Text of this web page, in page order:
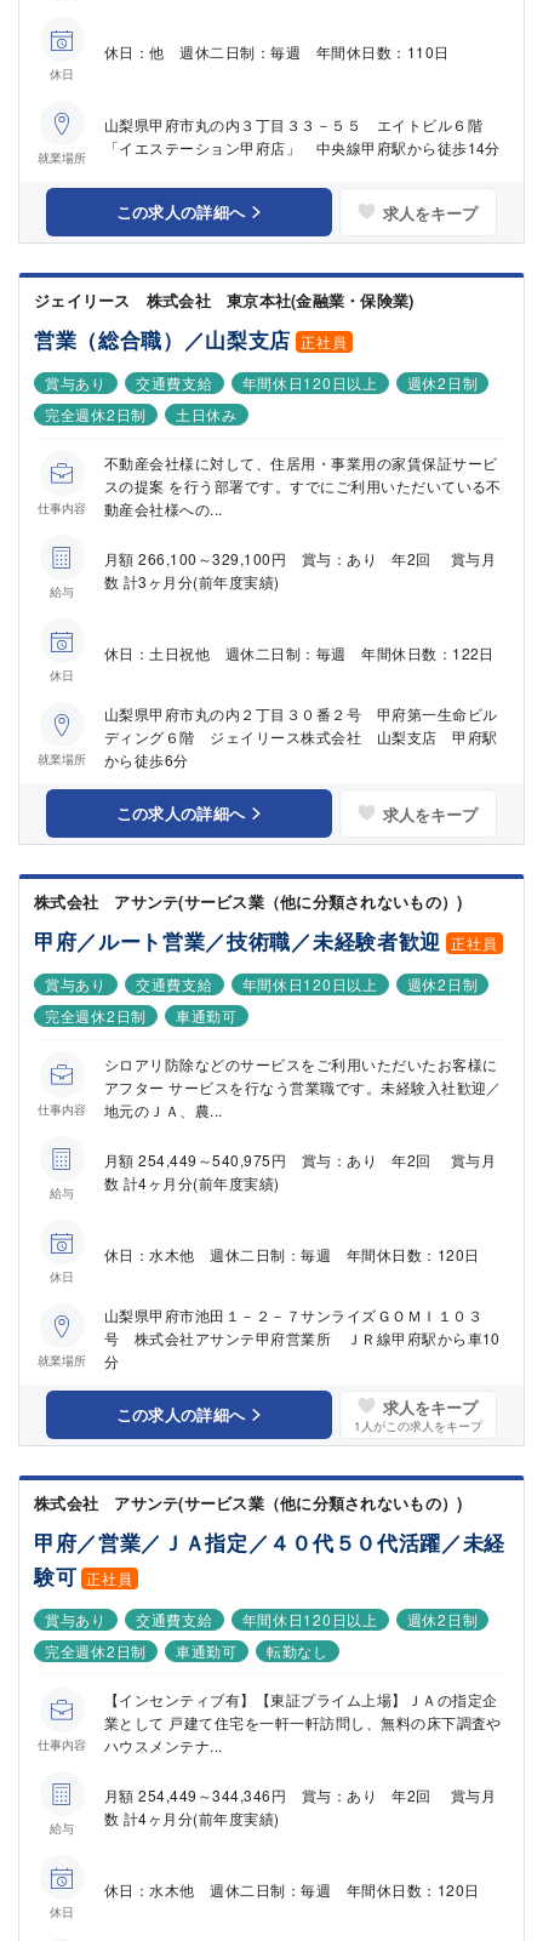
休日
休日：他 週休二日制：毎週 年間休日数：110日
就業場所
山梨県甲府市丸の内３丁目３３－５５ エイトビル６階
「イエステーション甲府店」 中央線甲府駅から徒歩14分
この求人の詳細へ 求人をキープ
ジェイリース 株式会社 東京本社(金融業・保険業)
営業（総合職）／山梨支店 正社員
賞与あり
交通費支給 年間休日120日以上
週休2日制
完全週休2日制
土日休み
仕事内容
不動産会社様に対して、住居用・事業用の家賃保証サービ
スの提案 を行う部署です。すでにご利用いただいている不
動産会社様への...
給与
月額 266,100～329,100円 賞与：あり 年2回 賞与月
数 計3ヶ月分(前年度実績)
休日
休日：土日祝他 週休二日制：毎週 年間休日数：122日
就業場所
山梨県甲府市丸の内２丁目３０番２号 甲府第一生命ビル
ディング６階 ジェイリース株式会社 山梨支店 甲府駅
から徒歩6分
この求人の詳細へ 求人をキープ
株式会社 アサンテ(サービス業（他に分類されないもの）)
甲府／ルート営業／技術職／未経験者歓迎 正社員
賞与あり
交通費支給 年間休日120日以上
週休2日制
完全週休2日制
車通勤可
仕事内容
シロアリ防除などのサービスをご利用いただいたお客様に
アフター サービスを行なう営業職です。未経験入社歓迎／
地元のＪＡ、農...
給与
月額 254,449～540,975円 賞与：あり 年2回 賞与月
数 計4ヶ月分(前年度実績)
休日
休日：水木他 週休二日制：毎週 年間休日数：120日
就業場所
山梨県甲府市池田１－２－７サンライズＧＯＭＩ１０３
号 株式会社アサンテ甲府営業所 ＪＲ線甲府駅から車10
分
この求人の詳細へ 求人をキープ
1 人がこの求人をキープ
株式会社 アサンテ(サービス業（他に分類されないもの）)
甲府／営業／ＪＡ指定／４０代５０代活躍／未経
験可 正社員
賞与あり
交通費支給 年間休日120日以上
週休2日制
完全週休2日制
車通勤可 転勤なし
仕事内容
【インセンティブ有】【東証プライム上場】ＪＡの指定企
業として 戸建て住宅を一軒一軒訪問し、無料の床下調査や
ハウスメンテナ...
給与
月額 254,449～344,346円 賞与：あり 年2回 賞与月
数 計4ヶ月分(前年度実績)
休日
休日：水木他 週休二日制：毎週 年間休日数：120日